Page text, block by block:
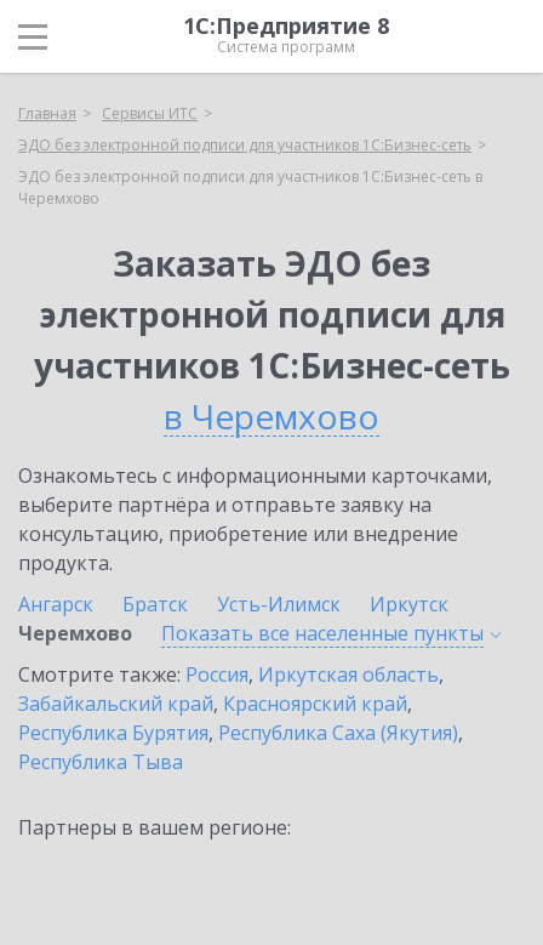
1С:Предприятие 8
Система программ
Главная
Сервисы ИТС
ЭДО без электронной подписи для участников 1С:Бизнес-сеть
ЭДО без электронной подписи для участников 1С:Бизнес-сеть в
Черемхово
Заказать ЭДО без
электронной подписи для
участников 1С:Бизнес-сеть
в Черемхово
Ознакомьтесь с информационными карточками,
выберите партнёра и отправьте заявку на
консультацию, приобретение или внедрение
продукта.
Ангарск
Братск Усть-Илимск
Иркутск
Черемхово
Показать все населенные пункты
Смотрите также: Россия, Иркутская область,
Забайкальский край, Красноярский край,
Республика Бурятия, Республика Саха (Якутия),
Республика Тыва
Партнеры в вашем регионе: